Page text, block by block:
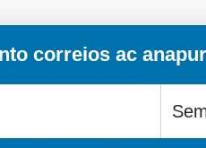
correios ac